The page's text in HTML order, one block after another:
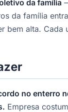
da família
da família
bem alta. Cada
no enterro
Empresa